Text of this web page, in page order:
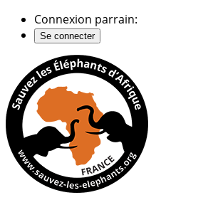
Connexion parrain:
Se connecter